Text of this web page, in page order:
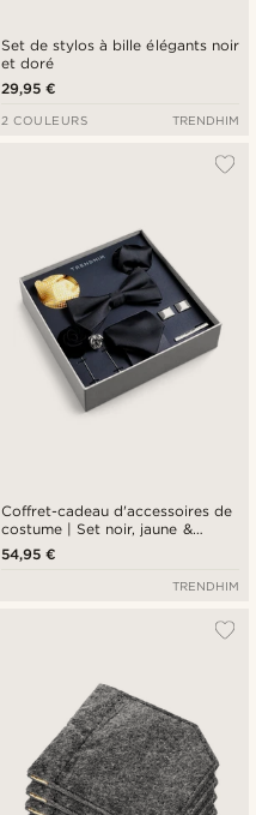
Set de stylos à bille élégants noir
et doré
29,95 €
2 COULEURS TRENDHIM
Coffret-cadeau d'accessoires de
costume | Set noir, jaune &
argenté
54,95 €
TRENDHIM